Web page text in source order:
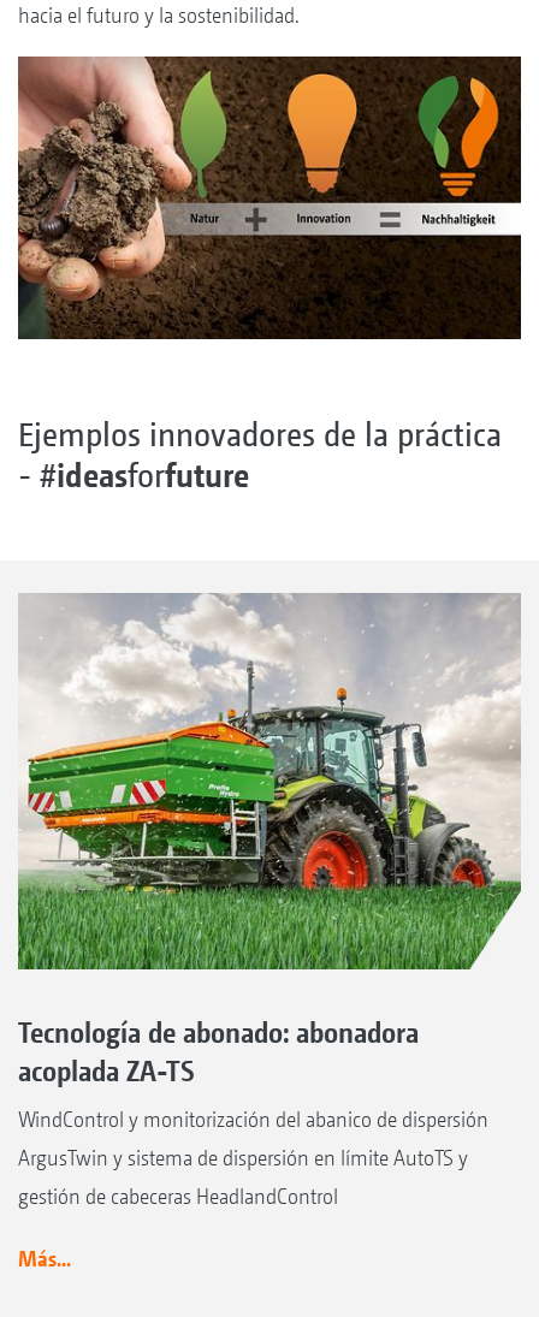
hacia el futuro y la sostenibilidad.
Ejemplos innovadores de la práctica
- #ideasforfuture
Tecnología de abonado: abonadora
acoplada ZA-TS
WindControl y monitorización del abanico de dispersión
ArgusTwin y sistema de dispersión en límite AutoTS y
gestión de cabeceras HeadlandControl
Más...